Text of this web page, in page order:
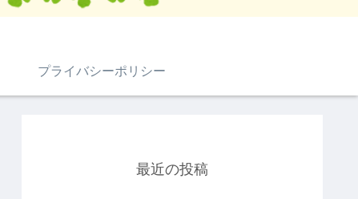
プライバシーポリシー
最近の投稿